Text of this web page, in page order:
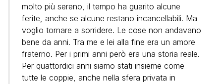
molto più sereno, il tempo ha guarito alcune
ferite, anche se alcune restano incancellabili. Ma
voglio tornare a sorridere. Le cose non andavano
bene da anni. Tra me e lei alla fine era un amore
fraterno. Per i primi anni però era una storia reale.
Per quattordici anni siamo stati insieme come
tutte le coppie, anche nella sfera privata in